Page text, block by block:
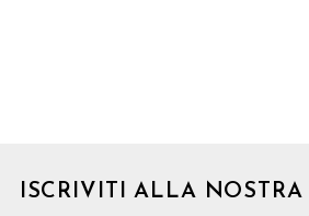
ISCRIVITI ALLA NOSTRA